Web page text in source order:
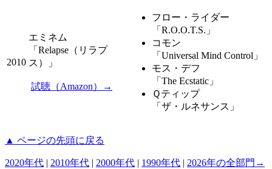
2010
エミネム
「Relapse（リラプ
ス）」
試聴（Amazon）→
フロー・ライダー
「R.O.O.T.S.」
コモン
「Universal Mind Control」
モス・デフ
「The Ecstatic」
Ｑティップ
「ザ・ルネサンス」
▲ ページの先頭に戻る
2020年代 | 2010年代 | 2000年代 | 1990年代 | 2026年の全部門→